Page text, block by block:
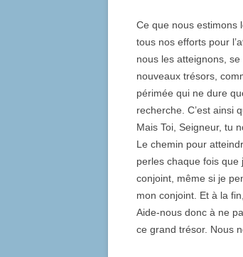
Ce que nous estimons
tous nos efforts pour
nous les atteignons,
nouveaux trésors,
périmée qui ne dure
recherche. C’est ainsi
Mais Toi, Seigneur, tu
Le chemin pour
perles chaque fois que
conjoint, même si je
mon conjoint. Et à la
Aide-nous donc à ne
ce grand trésor. Nous